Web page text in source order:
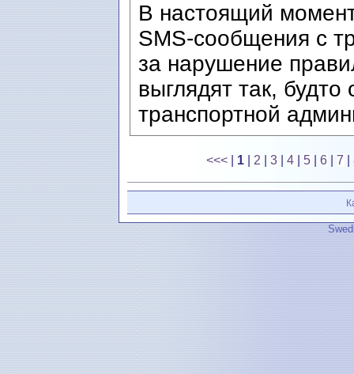
В настоящий
SMS-сообщения с
за нарушение
выглядят так,
транспортной
<<< 1 2 |3 |4 5 |6 |7 |